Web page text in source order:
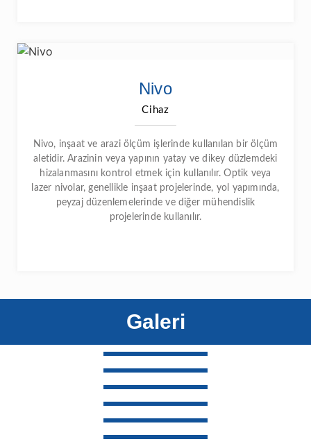
Nivo
Cihaz
Nivo, inşaat ve arazi ölçüm işlerinde kullanılan bir ölçüm
aletidir. Arazinin veya yapının yatay ve dikey düzlemdeki
hizalanmasını kontrol etmek için kullanılır. Optik veya
lazer nivolar, genellikle inşaat projelerinde, yol yapımında,
peyzaj düzenlemelerinde ve diğer mühendislik
projelerinde kullanılır.
Galeri